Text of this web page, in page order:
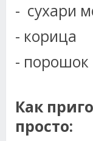
- сухари
- корица
- порошок
Как
просто: